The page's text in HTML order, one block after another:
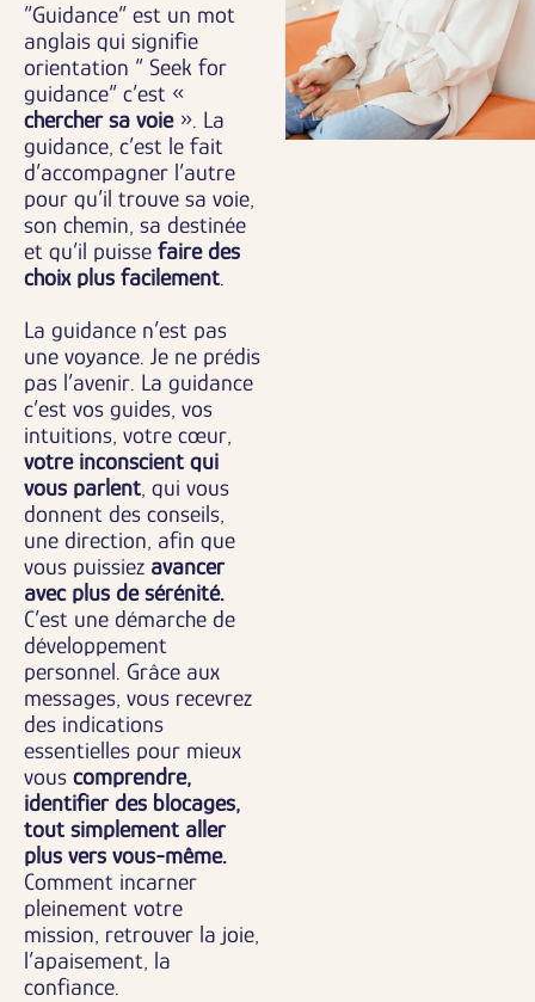
”Guidance” est un mot
anglais qui signifie
orientation “ Seek for
guidance“ c’est «
chercher sa voie ». La
guidance, c’est le fait
d’accompagner l’autre
pour qu’il trouve sa voie,
son chemin, sa destinée
et qu’il puisse faire des
choix plus facilement.
La guidance n’est pas
une voyance. Je ne prédis
pas l’avenir. La guidance
c’est vos guides, vos
intuitions, votre cœur,
votre inconscient qui
vous parlent, qui vous
donnent des conseils,
une direction, afin que
vous puissiez avancer
avec plus de sérénité.
C’est une démarche de
développement
personnel. Grâce aux
messages, vous recevrez
des indications
essentielles pour mieux
vous comprendre,
identifier des blocages,
tout simplement aller
plus vers vous-même.
Comment incarner
pleinement votre
mission, retrouver la joie,
l’apaisement, la
confiance.